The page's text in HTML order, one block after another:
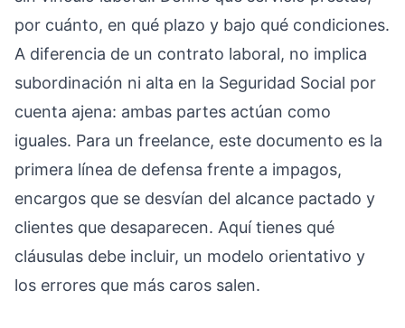
por cuánto, en qué plazo y bajo qué condiciones.
A diferencia de un contrato laboral, no implica
subordinación ni alta en la Seguridad Social por
cuenta ajena: ambas partes actúan como
iguales. Para un freelance, este documento es la
primera línea de defensa frente a impagos,
encargos que se desvían del alcance pactado y
clientes que desaparecen. Aquí tienes qué
cláusulas debe incluir, un modelo orientativo y
los errores que más caros salen.